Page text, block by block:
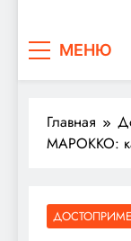
МЕНЮ
Главная
МАРОККО: